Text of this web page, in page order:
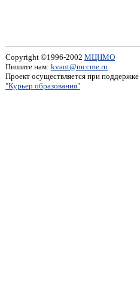
Copyright ©1996-2002 МЦНМО
Пишите нам: kvant@mccme.ru
Проект осуществляется при поддержке
"Курьер образования"